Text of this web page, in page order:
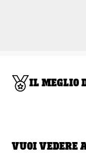
IL MEGLIO
VUOI VEDERE